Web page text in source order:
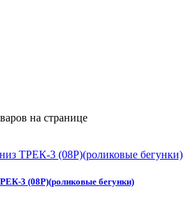
на странице
3 (08Р)(роликовые бегунки)